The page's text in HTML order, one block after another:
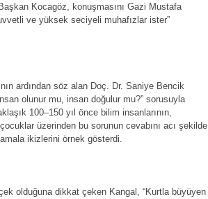
Kocagöz, konuşmasını Gazi Mustafa
ve yüksek seciyeli muhafızlar ister”
ardından söz alan Doç. Dr. Saniye Bencik
olunur mu, insan doğulur mu?” sorusuyla
100–150 yıl önce bilim insanlarının,
üzerinden bu sorunun cevabını acı şekilde
ikizlerini örnek gösterdi.
olduğuna dikkat çeken Kangal, “Kurtla büyüyen